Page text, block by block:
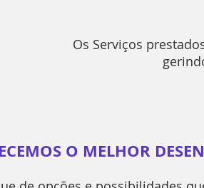
Os Serviços
O MELHOR